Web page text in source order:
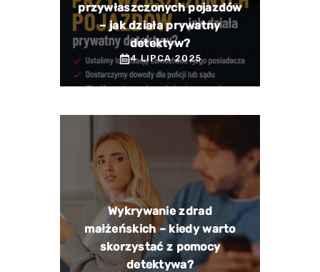
przywłaszczonych pojazdów
– jak działa prywatny
detektyw?
4 LIPCA 2025
Wykrywanie zdrad
małżeńskich – kiedy warto
skorzystać z pomocy
detektywa?